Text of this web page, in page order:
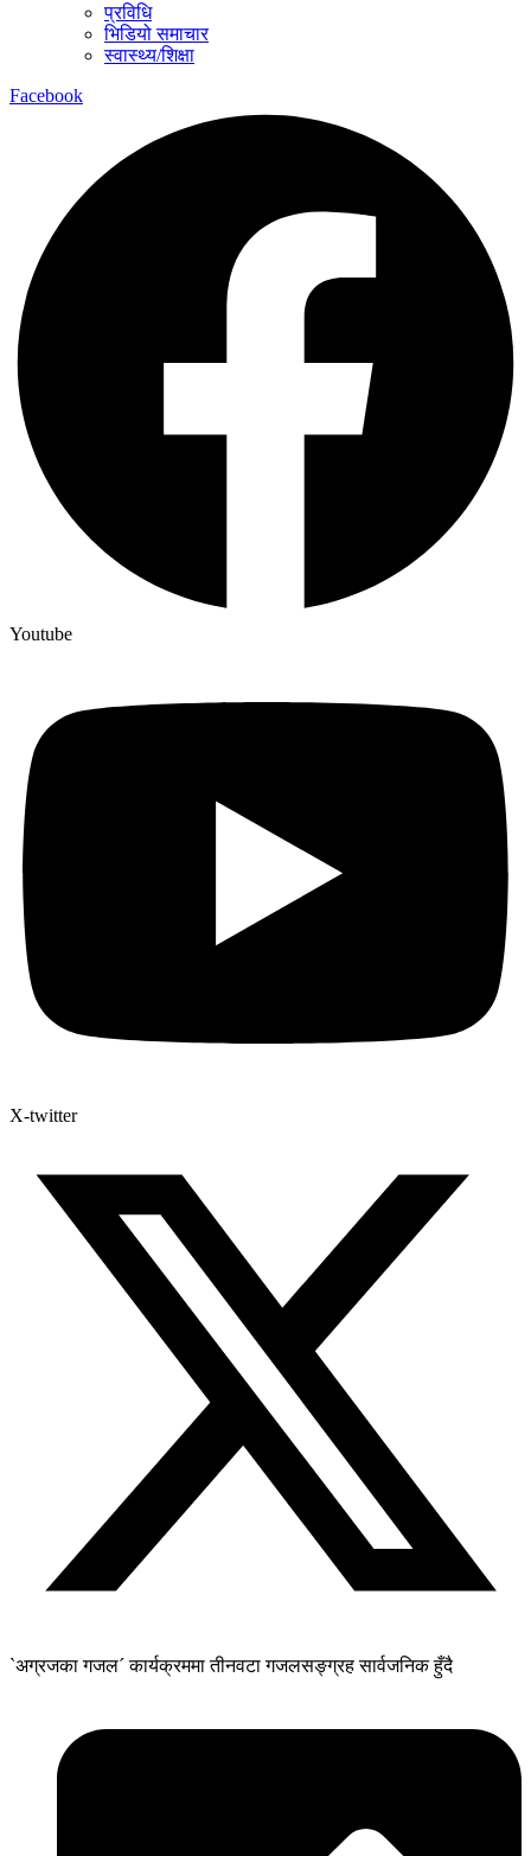
प्रविधि
भिडियो समाचार
स्वास्थ्य/शिक्षा
Facebook
Youtube
X-twitter
`अग्रजका गजल´ कार्यक्रममा तीनवटा गजलसङ्ग्रह सार्वजनिक हुँदै